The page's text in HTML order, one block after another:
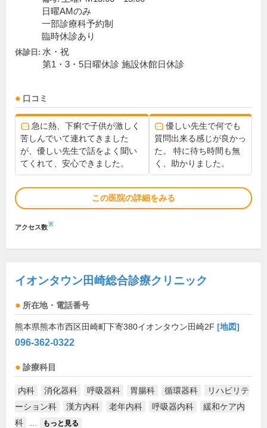
日曜AMのみ
一部診療科予約制
臨時休診あり
休診日: 水・祝
第1・3・5日曜休診 施設休館日休診
口コミ
急に熱、下痢で子供が激しく
苦しんでいて連れてきました
が、優しい先生で話をよく聞い
てくれて、安心できました。
優しい先生で何でも
質問出来る感じが良かっ
た。 特に待ち時間も無
く、助かりました。
この医院の詳細をみる
アクセス数※
イオンタウン田崎総合診療クリニック
所在地・電話番号
熊本県熊本市西区田崎町下寄380イオンタウン田崎2F [地図]
096-362-0322
診療科目
内科 消化器科 呼吸器科 胃腸科 循環器科
リハビリテ
ーション科
漢方内科 老年内科 呼吸器内科
緩和ケア内
科
もっと見る